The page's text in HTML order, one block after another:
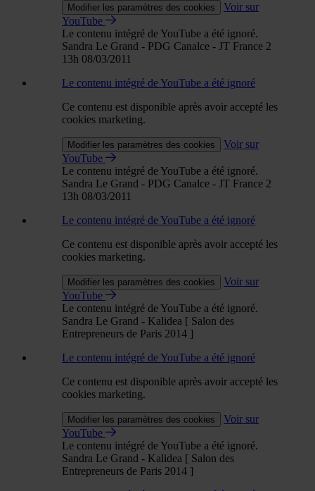
Modifier les paramètres des cookies
Voir sur
YouTube
Le contenu intégré de YouTube a été ignoré.
Sandra Le Grand - PDG Canalce - JT France 2
13h 08/03/2011
Le contenu intégré de YouTube a été ignoré
Ce contenu est disponible après avoir accepté les
cookies marketing.
Modifier les paramètres des cookies
Voir sur
YouTube
Le contenu intégré de YouTube a été ignoré.
Sandra Le Grand - PDG Canalce - JT France 2
13h 08/03/2011
Le contenu intégré de YouTube a été ignoré
Ce contenu est disponible après avoir accepté les
cookies marketing.
Modifier les paramètres des cookies
Voir sur
YouTube
Le contenu intégré de YouTube a été ignoré.
Sandra Le Grand - Kalidea [ Salon des
Entrepreneurs de Paris 2014 ]
Le contenu intégré de YouTube a été ignoré
Ce contenu est disponible après avoir accepté les
cookies marketing.
Modifier les paramètres des cookies
Voir sur
YouTube
Le contenu intégré de YouTube a été ignoré.
Sandra Le Grand - Kalidea [ Salon des
Entrepreneurs de Paris 2014 ]